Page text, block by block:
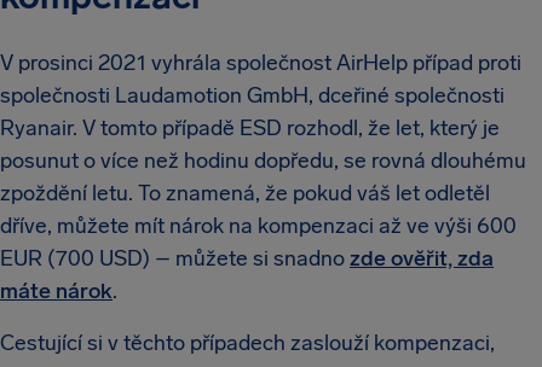
V prosinci 2021 vyhrála společnost AirHelp případ proti
společnosti Laudamotion GmbH, dceřiné společnosti
Ryanair. V tomto případě ESD rozhodl, že let, který je
posunut o více než hodinu dopředu, se rovná dlouhému
zpoždění letu. To znamená, že pokud váš let odletěl
dříve, můžete mít nárok na kompenzaci až ve výši 600
EUR (700 USD) – můžete si snadnozde ověřit, zda
máte nárok.
Cestující si v těchto případech zaslouží kompenzaci,